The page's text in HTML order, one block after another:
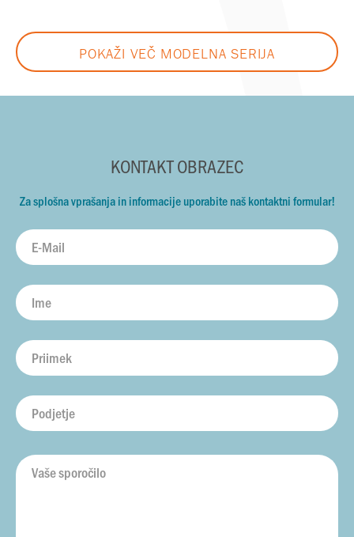
POKAŽI VEČ MODELNA SERIJA
KONTAKT OBRAZEC
Za splošna vprašanja in informacije uporabite naš kontaktni formular!